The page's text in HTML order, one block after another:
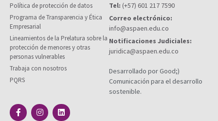
Política de protección de datos
Programa de Transparencia y Ética
Empresarial
Lineamientos de la Prelatura sobre la
protección de menores y otras
personas vulnerables
Trabaja con nosotros
PQRS
Tel: (+57) 601 217 7590
Correo electrónico:
info@aspaen.edu.co
Notificaciones Judiciales:
juridica@aspaen.edu.co
Desarrollado por Good;)
Comunicación para el desarrollo
sostenible.